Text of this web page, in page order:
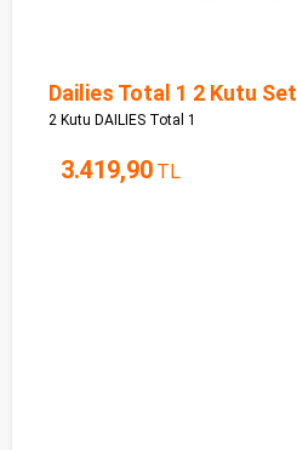
Dailies Total 1 2 Kutu Set
2 Kutu DAILIES Total 1
3.419,90 TL